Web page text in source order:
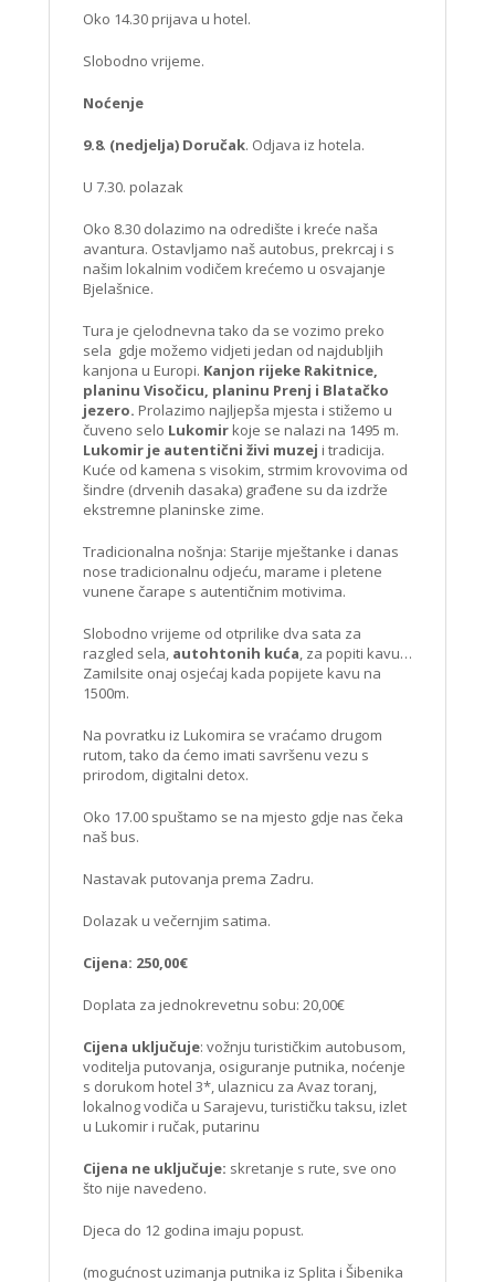
Oko 14.30 prijava u hotel.
Slobodno vrijeme.
Noćenje
9.8. (nedjelja) Doručak. Odjava iz hotela.
U 7.30. polazak
Oko 8.30 dolazimo na odredište i kreće naša
avantura. Ostavljamo naš autobus, prekrcaj i s
našim lokalnim vodičem krećemo u osvajanje
Bjelašnice.
Tura je cjelodnevna tako da se vozimo preko
sela gdje možemo vidjeti jedan od najdubljih
kanjona u Europi. Kanjon rijeke Rakitnice,
planinu Visočicu, planinu Prenj i Blatačko
jezero. Prolazimo najljepša mjesta i stižemo u
čuveno selo Lukomir koje se nalazi na 1495 m.
Lukomir je autentični živi muzej i tradicija.
Kuće od kamena s visokim, strmim krovovima od
šindre (drvenih dasaka) građene su da izdrže
ekstremne planinske zime.
Tradicionalna nošnja: Starije mještanke i danas
nose tradicionalnu odjeću, marame i pletene
vunene čarape s autentičnim motivima.
Slobodno vrijeme od otprilike dva sata za
razgled sela, autohtonih kuća, za popiti kavu…
Zamilsite onaj osjećaj kada popijete kavu na
1500m.
Na povratku iz Lukomira se vraćamo drugom
rutom, tako da ćemo imati savršenu vezu s
prirodom, digitalni detox.
Oko 17.00 spuštamo se na mjesto gdje nas čeka
naš bus.
Nastavak putovanja prema Zadru.
Dolazak u večernjim satima.
Cijena: 250,00€
Doplata za jednokrevetnu sobu: 20,00€
Cijena uključuje: vožnju turističkim autobusom,
voditelja putovanja, osiguranje putnika, noćenje
s dorukom hotel 3*, ulaznicu za Avaz toranj,
lokalnog vodiča u Sarajevu, turističku taksu, izlet
u Lukomir i ručak, putarinu
Cijena ne uključuje: skretanje s rute, sve ono
što nije navedeno.
Djeca do 12 godina imaju popust.
(mogućnost uzimanja putnika iz Splita i Šibenika